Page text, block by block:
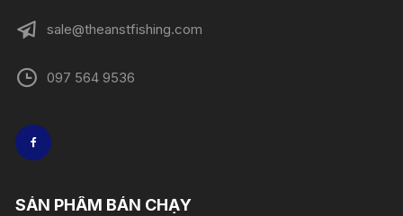
sale@theanstfishing.com
097 564 9536
SẢN PHẨM BÁN CHẠY